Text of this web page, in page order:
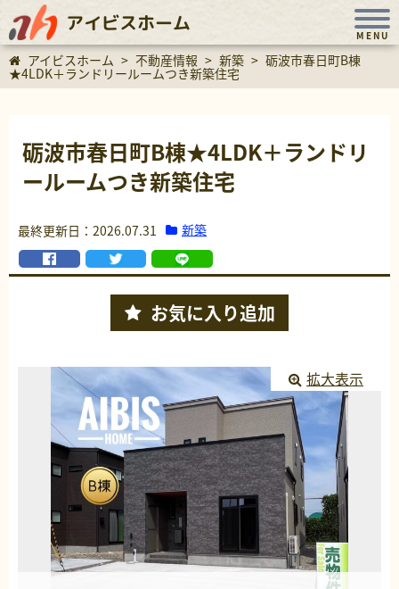
アイビスホーム
MENU
アイビスホーム > 不動産情報 > 新築 > 砺波市春日町B棟
★4LDK＋ランドリールームつき新築住宅
砺波市春日町B棟★4LDK＋ランドリ
ールームつき新築住宅
最終更新日：2026.07.31 新築
お気に入り追加
拡大表示